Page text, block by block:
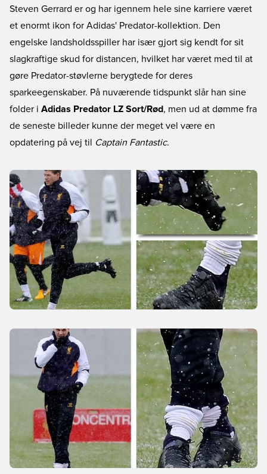
Steven Gerrard er og har igennem hele sine karriere været
et enormt ikon for Adidas' Predator-kollektion. Den
engelske landsholdsspiller har især gjort sig kendt for sit
slagkraftige skud for distancen, hvilket har været med til at
gøre Predator-støvlerne berygtede for deres
sparkeegenskaber. På nuværende tidspunkt slår han sine
folder i Adidas Predator LZ Sort/Rød, men ud at dømme fra
de seneste billeder kunne der meget vel være en
opdatering på vej til
Captain Fantastic.